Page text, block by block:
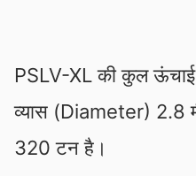
PSLV-XL की कुल
व्यास (Diameter) 2.8
320 टन है।